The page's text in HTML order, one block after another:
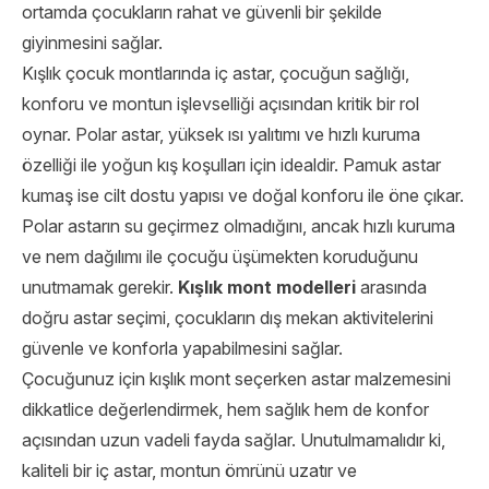
ortamda çocukların rahat ve güvenli bir şekilde
giyinmesini sağlar.
Kışlık çocuk montlarında iç astar, çocuğun sağlığı,
konforu ve montun işlevselliği açısından kritik bir rol
oynar. Polar astar, yüksek ısı yalıtımı ve hızlı kuruma
özelliği ile yoğun kış koşulları için idealdir. Pamuk astar
kumaş ise cilt dostu yapısı ve doğal konforu ile öne çıkar.
Polar astarın su geçirmez olmadığını, ancak hızlı kuruma
ve nem dağılımı ile çocuğu üşümekten koruduğunu
unutmamak gerekir. Kışlık mont modelleri arasında
doğru astar seçimi, çocukların dış mekan aktivitelerini
güvenle ve konforla yapabilmesini sağlar.
Çocuğunuz için kışlık mont seçerken astar malzemesini
dikkatlice değerlendirmek, hem sağlık hem de konfor
açısından uzun vadeli fayda sağlar. Unutulmamalıdır ki,
kaliteli bir iç astar, montun ömrünü uzatır ve